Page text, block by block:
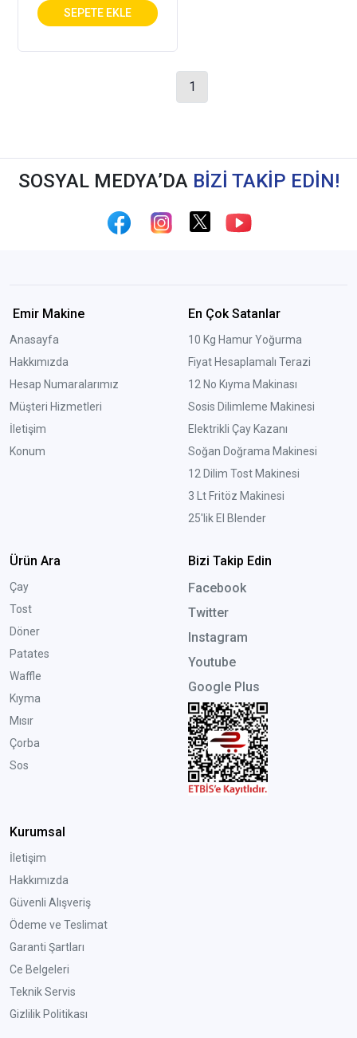
1
SOSYAL MEDYA’DA BİZİ TAKİP EDİN!
Emir Makine
Anasayfa
Hakkımızda
Hesap Numaralarımız
Müşteri Hizmetleri
İletişim
Konum
En Çok Satanlar
10 Kg Hamur Yoğurma
Fiyat Hesaplamalı Terazi
12 No Kıyma Makinası
Sosis Dilimleme Makinesi
Elektrikli Çay Kazanı
Soğan Doğrama Makinesi
12 Dilim Tost Makinesi
3 Lt Fritöz Makinesi
25'lik El Blender
Ürün Ara
Çay
Tost
Döner
Patates
Waffle
Kıyma
Mısır
Çorba
Sos
Bizi Takip Edin
Facebook
Twitter
Instagram
Youtube
Google Plus
Kurumsal
İletişim
Hakkımızda
Güvenli Alışveriş
Ödeme ve Teslimat
Garanti Şartları
Ce Belgeleri
Teknik Servis
Gizlilik Politikası